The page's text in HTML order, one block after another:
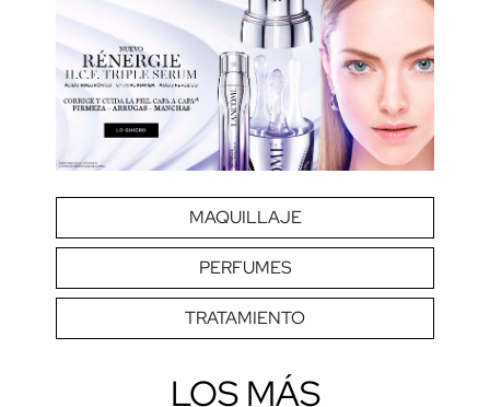
MAQUILLAJE
PERFUMES
TRATAMIENTO
LOS MÁS